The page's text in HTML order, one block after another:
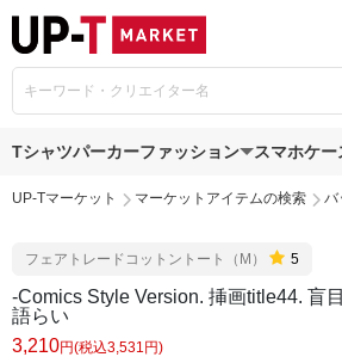
Tシャツパーカーファッション スマホケ
UP-Tマーケット マーケットアイテムの検索 バ
フェアトレードコットントート（M） 5
-Comics Style Version. 挿画title44. 盲
語らい
3,210円(税込3,531円)